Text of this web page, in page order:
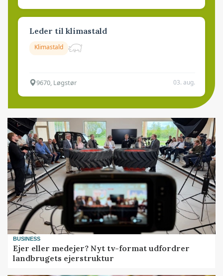
Leder til klimastald
Klimastald
9670, Løgstør 03. aug.
BUSINESS
Ejer eller medejer? Nyt tv-format udfordrer
landbrugets ejerstruktur